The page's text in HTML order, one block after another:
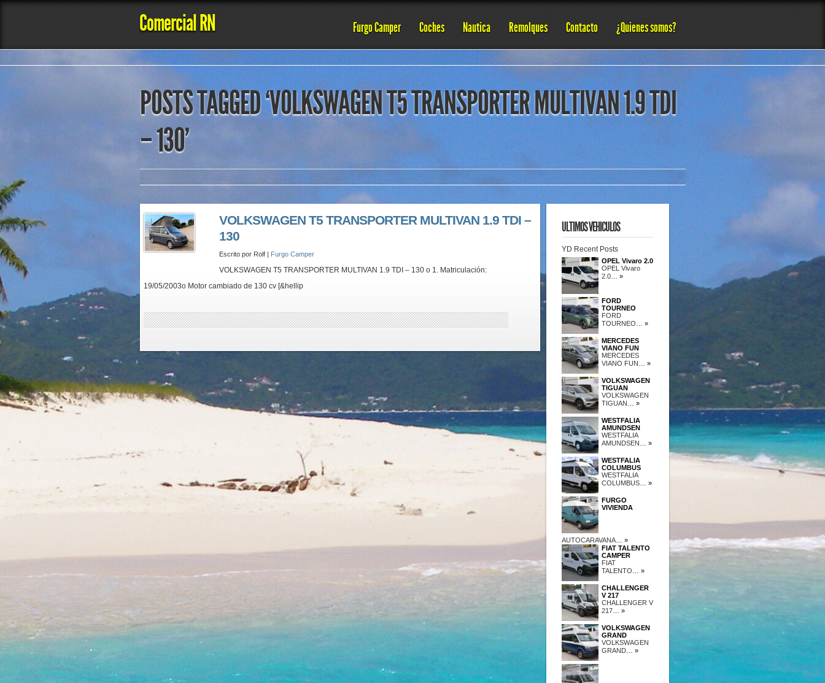
Comercial RN Furgo Camper Coches Nautica Remolques Contacto ¿Quienes somos?
POSTS TAGGED ‘VOLKSWAGEN T5 TRANSPORTER MULTIVAN 1.9 TDI
– 130’
VOLKSWAGEN T5 TRANSPORTER MULTIVAN 1.9 TDI –
130
Escrito por Rolf | Furgo Camper
VOLKSWAGEN T5 TRANSPORTER MULTIVAN 1.9 TDI – 130 o 1. Matriculación:
19/05/2003o Motor cambiado de 130 cv [&hellip
ULTIMOS VEHICULOS
YD Recent Posts
OPEL Vivaro 2.0
OPEL Vivaro
2.0 … »
FORD
TOURNEO
FORD
TOURNEO … »
MERCEDES
VIANO FUN
MERCEDES
VIANO FUN … »
VOLKSWAGEN
TIGUAN
VOLKSWAGEN
TIGUAN … »
WESTFALIA
AMUNDSEN
WESTFALIA
AMUNDSEN … »
WESTFALIA
COLUMBUS
WESTFALIA
COLUMBUS … »
FURGO
VIVIENDA
AUTOCARAVANA … »
FIAT TALENTO
CAMPER
FIAT
TALENTO … »
CHALLENGER
V 217
CHALLENGER V
217 … »
VOLKSWAGEN
GRAND
VOLKSWAGEN
GRAND … »